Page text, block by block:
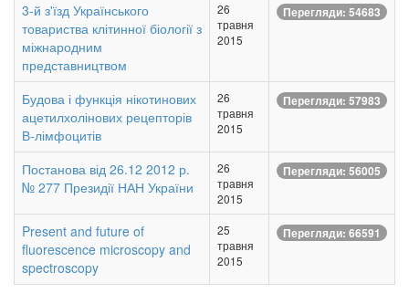
3-й з'їзд Українського
товариства клітинної біології з
міжнародним
представництвом
26
травня
2015
Перегляди: 54683
Будова і функція нікотинових
ацетилхолінових рецепторів
В-лімфоцитів
26
травня
2015
Перегляди: 57983
Постанова від 26.12 2012 р.
№ 277 Президії НАН України
26
травня
2015
Перегляди: 56005
Present and future of
fluorescence microscopy and
spectroscopy
25
травня
2015
Перегляди: 66591